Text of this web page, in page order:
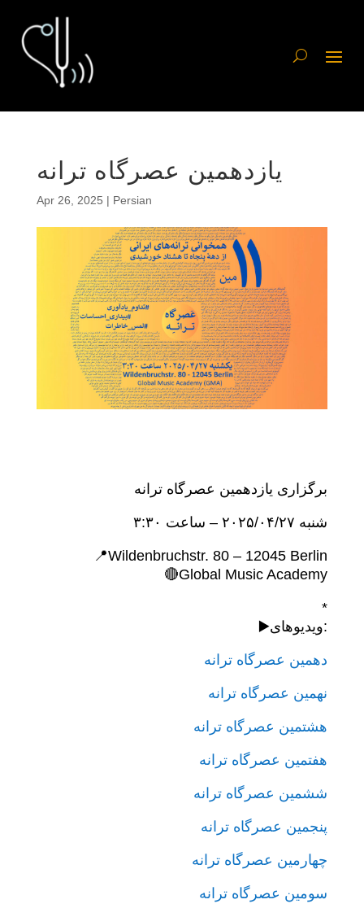
یازدهمین عصرگاه ترانه
Apr 26, 2025 | Persian
برگزاری یازدهمین عصرگاه ترانه
شنبه ۲۰۲۵/۰۴/۲۷ – ساعت ۳:۳۰
📍Wildenbruchstr. 80 – 12045 Berlin
🔴Global Music Academy
*
▶️ویدیوهای:
دهمین عصرگاه ترانه
نهمین عصرگاه ترانه
هشتمین عصرگاه ترانه
هفتمین عصرگاه ترانه
ششمین عصرگاه ترانه
پنجمین عصرگاه ترانه
چهارمین عصرگاه ترانه
سومین عصرگاه ترانه